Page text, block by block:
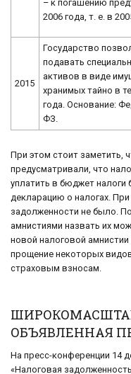
– к погашению
2006 года, т. е. в
2015
Государство
подавать
активов в виде
хранимых тайно в
года. Основание:
ФЗ.
При этом стоит заметить,
предусматривали, что
уплатить в бюджет налоги
декларацию о налогах.
задолженности не было.
амнистиями назвать их
новой налоговой
прощение некоторых
страховым взносам.
ОБЪЯВЛЕННАЯ
На пресс-конференции 14
«Налоговая